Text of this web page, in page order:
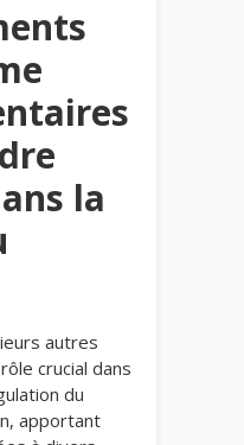
la
autres
crucial dans
du
apportant